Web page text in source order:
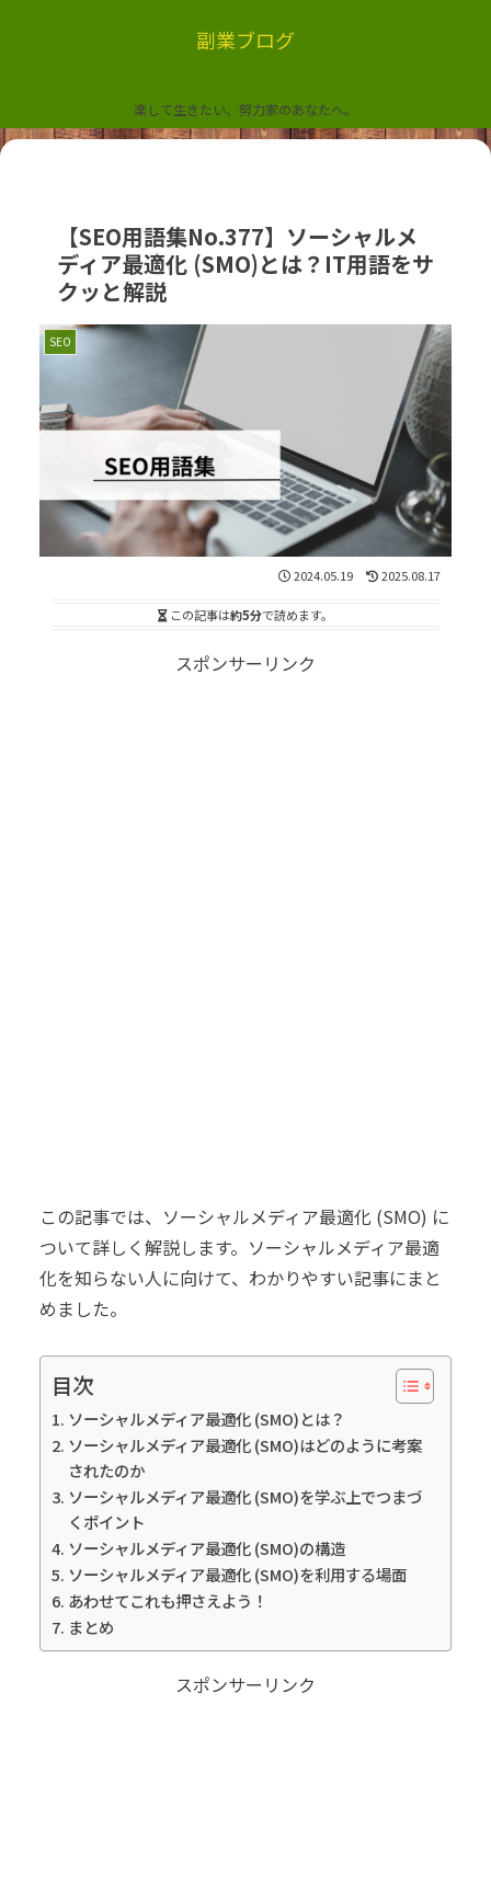
副業ブログ
楽して生きたい、努力家のあなたへ。
【SEO用語集No.377】ソーシャルメ
ディア最適化 (SMO)とは？IT用語をサ
クッと解説
SEO
2024.05.19 2025.08.17
この記事は約5分で読めます。
スポンサーリンク
この記事では、ソーシャルメディア最適化 (SMO) に
ついて詳しく解説します。ソーシャルメディア最適
化を知らない人に向けて、わかりやすい記事にまと
めました。
目次
ソーシャルメディア最適化 (SMO)とは？
ソーシャルメディア最適化 (SMO)はどのように考案
されたのか
ソーシャルメディア最適化 (SMO)を学ぶ上でつまづ
くポイント
ソーシャルメディア最適化 (SMO)の構造
ソーシャルメディア最適化 (SMO)を利用する場面
あわせてこれも押さえよう！
まとめ
スポンサーリンク